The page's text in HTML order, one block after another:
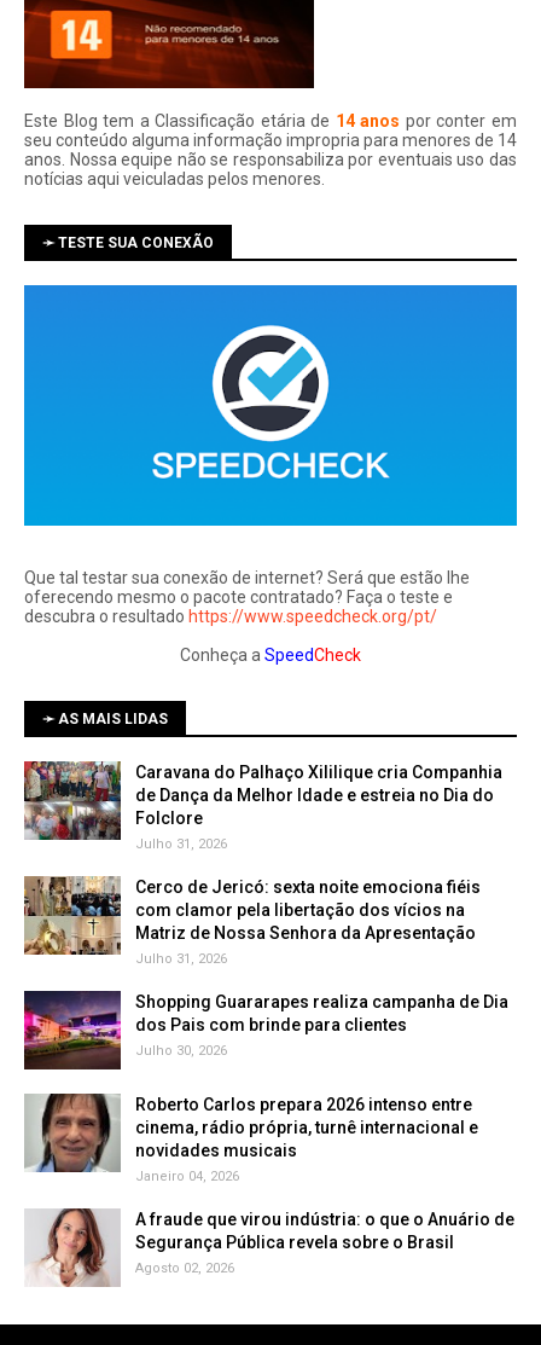
Este Blog tem a Classificação etária de 14 anos por conter em
seu conteúdo alguma informação impropria para menores de 14
anos. Nossa equipe não se responsabiliza por eventuais uso das
notí­cias aqui veiculadas pelos menores.
➛ TESTE SUA CONEXÃO
Que tal testar sua conexão de internet? Será que estão lhe
oferecendo mesmo o pacote contratado? Faça o teste e
descubra o resultado https://www.speedcheck.org/pt/
Conheça aSpeedCheck
➛ AS MAIS LIDAS
Caravana do Palhaço Xililique cria Companhia
de Dança da Melhor Idade e estreia no Dia do
Folclore
Julho 31, 2026
Cerco de Jericó: sexta noite emociona fiéis
com clamor pela libertação dos vícios na
Matriz de Nossa Senhora da Apresentação
Julho 31, 2026
Shopping Guararapes realiza campanha de Dia
dos Pais com brinde para clientes
Julho 30, 2026
Roberto Carlos prepara 2026 intenso entre
cinema, rádio própria, turnê internacional e
novidades musicais
Janeiro 04, 2026
A fraude que virou indústria: o que o Anuário de
Segurança Pública revela sobre o Brasil
Agosto 02, 2026